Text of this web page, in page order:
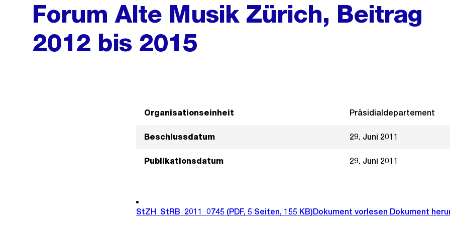
Forum Alte Musik Zürich, Beitrag
2012 bis 2015
Organisationseinheit Präsidialdepartement
Beschlussdatum 29. Juni 2011
Publikationsdatum 29. Juni 2011
StZH_StRB_2011_0745 (PDF, 5 Seiten, 155 KB)Dokument vorlesen Dokument